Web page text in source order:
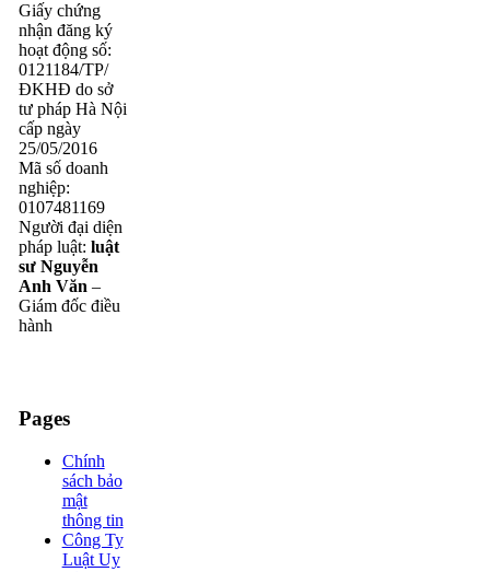
Giấy chứng
nhận đăng ký
hoạt động số:
0121184/TP/
ĐKHĐ do sở
tư pháp Hà Nội
cấp ngày
25/05/2016
Mã số doanh
nghiệp:
0107481169
Người đại diện
pháp luật: luật
sư Nguyễn
Anh Văn –
Giám đốc điều
hành
Pages
Chính
sách bảo
mật
thông tin
Công Ty
Luật Uy